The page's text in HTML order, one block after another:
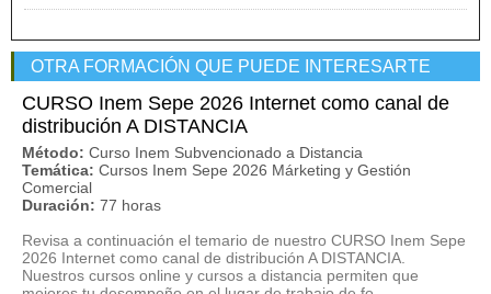
OTRA FORMACIÓN QUE PUEDE INTERESARTE
CURSO Inem Sepe 2026 Internet como canal de
distribución A DISTANCIA
Método: Curso Inem Subvencionado a Distancia
Temática: Cursos Inem Sepe 2026 Márketing y Gestión
Comercial
Duración: 77 horas
Revisa a continuación el temario de nuestro CURSO Inem Sepe
2026 Internet como canal de distribución A DISTANCIA.
Nuestros cursos online y cursos a distancia permiten que